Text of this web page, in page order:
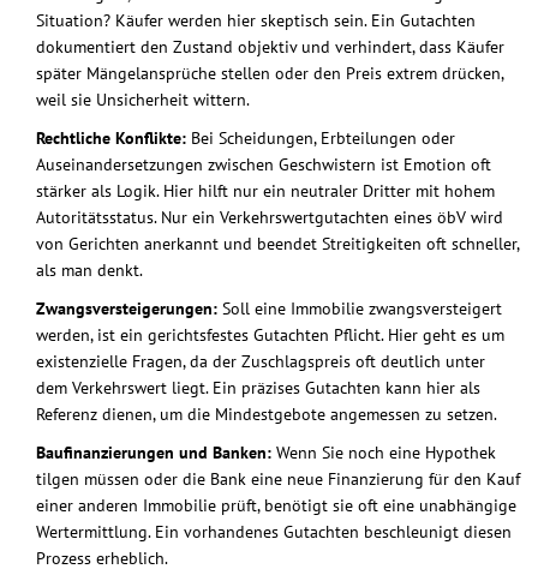
Situation? Käufer werden hier skeptisch sein. Ein Gutachten
dokumentiert den Zustand objektiv und verhindert, dass Käufer
später Mängelansprüche stellen oder den Preis extrem drücken,
weil sie Unsicherheit wittern.
Rechtliche Konflikte: Bei Scheidungen, Erbteilungen oder
Auseinandersetzungen zwischen Geschwistern ist Emotion oft
stärker als Logik. Hier hilft nur ein neutraler Dritter mit hohem
Autoritätsstatus. Nur ein Verkehrswertgutachten eines öbV wird
von Gerichten anerkannt und beendet Streitigkeiten oft schneller,
als man denkt.
Zwangsversteigerungen: Soll eine Immobilie zwangsversteigert
werden, ist ein gerichtsfestes Gutachten Pflicht. Hier geht es um
existenzielle Fragen, da der Zuschlagspreis oft deutlich unter
dem Verkehrswert liegt. Ein präzises Gutachten kann hier als
Referenz dienen, um die Mindestgebote angemessen zu setzen.
Baufinanzierungen und Banken: Wenn Sie noch eine Hypothek
tilgen müssen oder die Bank eine neue Finanzierung für den Kauf
einer anderen Immobilie prüft, benötigt sie oft eine unabhängige
Wertermittlung. Ein vorhandenes Gutachten beschleunigt diesen
Prozess erheblich.